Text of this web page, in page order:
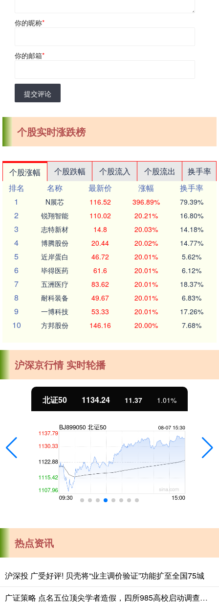
你的昵称*
你的邮箱*
提交评论
个股实时涨跌榜
个股涨幅 个股跌幅 个股流入 个股流出
换手率
排名
名称 最新价 涨幅
换手率
1
N展芯 116.52 396.89% 79.39%
2 锐翔智能 110.02 20.21% 16.80%
3 志特新材 14.8 20.03% 14.18%
4 博腾股份 20.44 20.02% 14.77%
5 近岸蛋白 46.72 20.01% 5.62%
6 毕得医药 61.6 20.01% 6.12%
7 五洲医疗 83.62 20.01% 18.37%
8 耐科装备 49.67 20.01% 6.83%
9 一博科技 53.33 20.01% 17.26%
10 方邦股份 146.16 20.00% 7.68%
沪深京行情 实时轮播
北证50 1134.24 11.37 1.01%
热点资讯
沪深投 广受好评! 贝壳将“业主调价验证”功能扩至全国75城
广证策略 点名五位顶尖学者造假，四所985高校启动调查，退学博士掀起风暴